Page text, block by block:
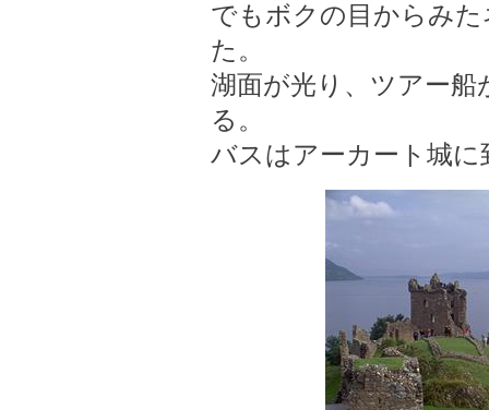
でもボクの目からみ
た。
湖面が光り、ツアー
る。
バスはアーカート城に